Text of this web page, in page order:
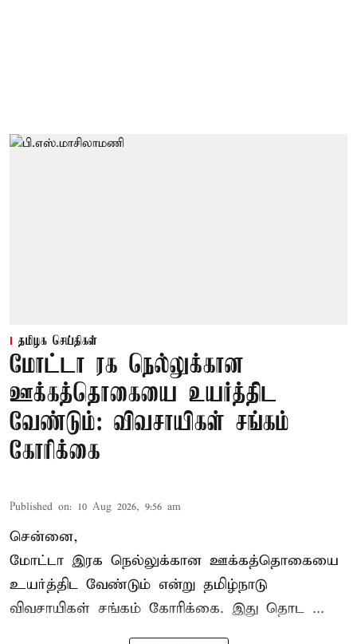
தமிழக செய்திகள்
மோட்டா ரக நெல்லுக்கான
ஊக்கத்தொகையை உயர்த்திட
வேண்டும்: விவசாயிகள் சங்கம்
கோரிக்கை
Published on: 10 Aug 2026, 9:56 am
சென்னை,
மோட்டா இரக நெல்லுக்கான ஊக்கத்தொகையை
உயர்த்திட வேண்டும் என்று தமிழ்நாடு
விவசாயிகள் சங்கம் கோரிக்கை. இது தொட ...